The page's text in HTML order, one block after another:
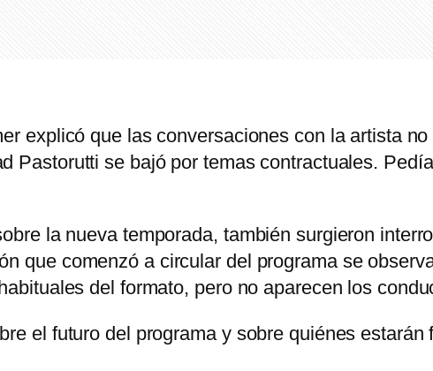
explicó que las conversaciones con la artista
Pastorutti se bajó por temas contractuales.
la nueva temporada, también surgieron
que comenzó a circular del programa se
del formato, pero no aparecen los
el futuro del programa y sobre quiénes